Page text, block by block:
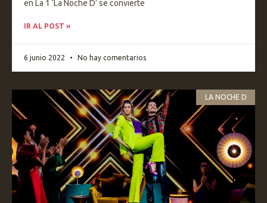
en La 1 ‘La Noche D’ se convierte
IR AL POST »
6 junio 2022 No hay comentarios
LA NOCHE D